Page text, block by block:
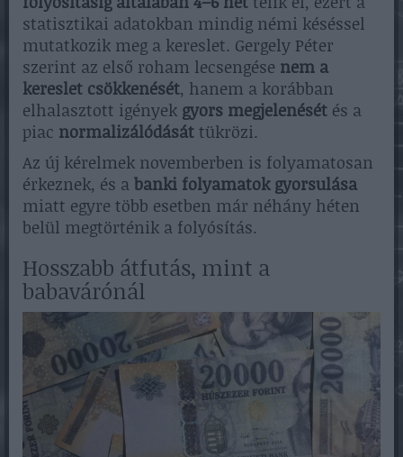
statisztikai adatokban mindig némi késéssel
mutatkozik meg a kereslet. Gergely Péter
szerint az első roham lecsengése nem a
kereslet csökkenését, hanem a korábban
elhalasztott igények gyors megjelenését és a
piac normalizálódásáttükrözi.
Az új kérelmek novemberben is folyamatosan
érkeznek, és abanki folyamatok gyorsulása
miatt egyre több esetben már néhány héten
belül megtörténik a folyósítás.
Hosszabb átfutás, mint a
babavárónál